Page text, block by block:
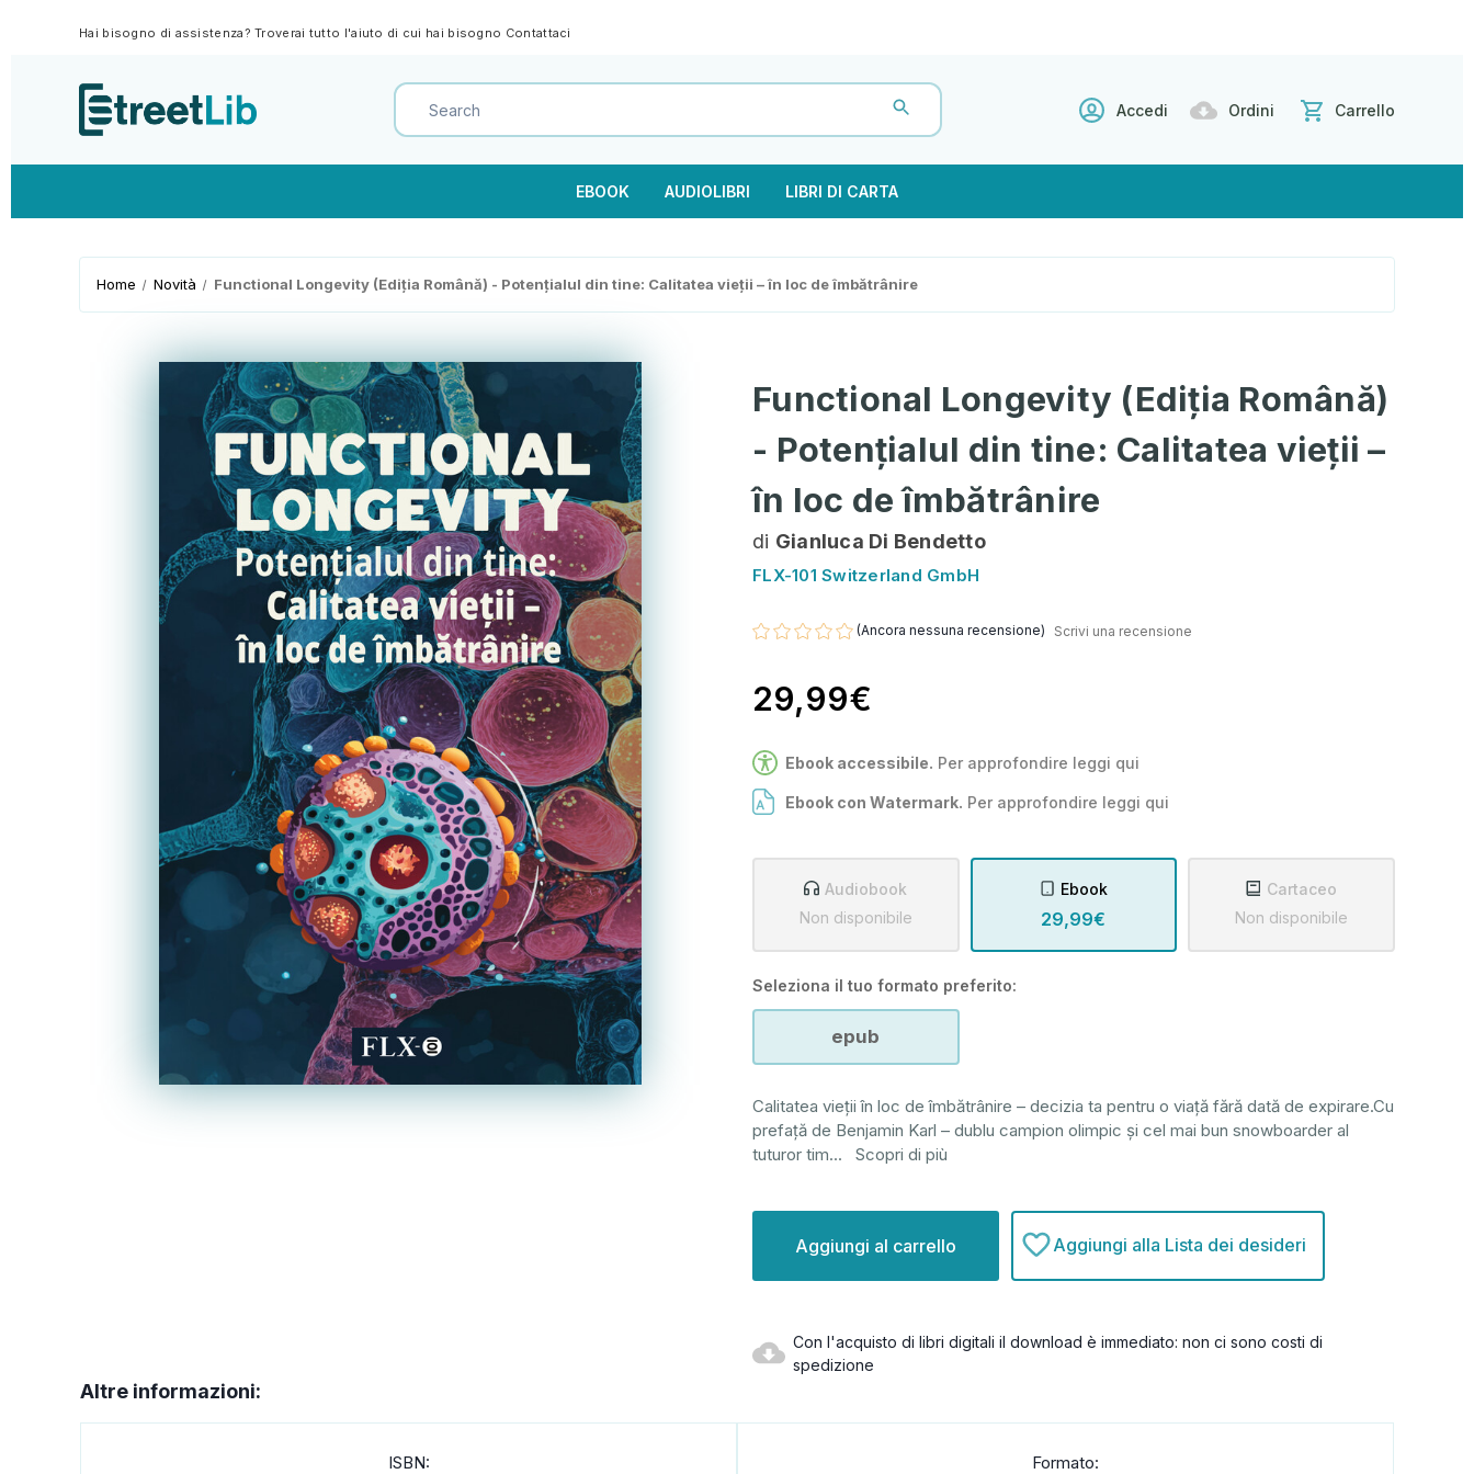
Hai bisogno di assistenza? Troverai tutto l'aiuto di cui hai bisogno Contattaci
Accedi Ordini Carrello
EBOOK AUDIOLIBRI LIBRI DI CARTA
Home Novità Functional Longevity (Ediția Română) - Potențialul din tine: Calitatea vieții – în loc de îmbătrânire
Functional Longevity (Ediția Română)
- Potențialul din tine: Calitatea vieții –
în loc de îmbătrânire
di Gianluca Di Bendetto
FLX-101 Switzerland GmbH
(Ancora nessuna recensione) Scrivi una recensione
29,99€
Ebook con Watermark. Per approfondire leggi qui
Ebook accessibile. Per approfondire leggi qui
Audiobook
Non disponibile
Ebook
29,99€
Cartaceo
Non disponibile
Seleziona il tuo formato preferito:
epub
Calitatea vieții în loc de îmbătrânire – decizia ta pentru o viață fără dată de expirare.Cu
prefață de Benjamin Karl – dublu campion olimpic și cel mai bun snowboarder al
tuturor tim... Scopri di più
attuale:
Aggiungi alla Lista dei desideri
Con l'acquisto di libri digitali il download è immediato: non ci sono costi di
spedizione
Altre informazioni:
ISBN: Formato: